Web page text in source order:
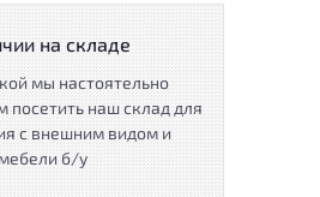
на складе
мы настоятельно
посетить наш склад для
с внешним видом и
б/у